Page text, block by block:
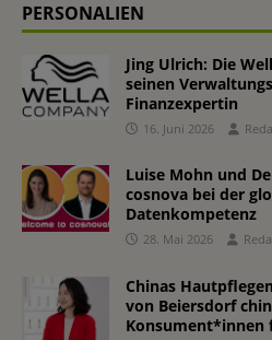
PERSONALIEN
Jing Ulrich: Die
seinen
Finanzexpertin
16. Juni 2026
Luise Mohn und
cosnova bei der
Datenkompetenz
28. Mai 2026
Chinas
von Beiersdorf
Konsument*innen